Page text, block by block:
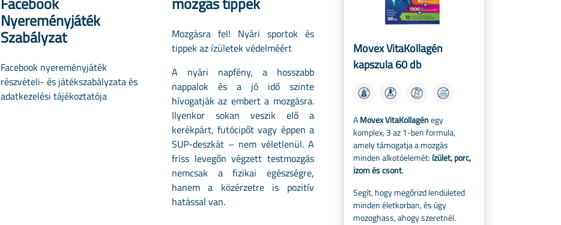
Nyereményjáték
Szabályzat
Facebook nyereményjáték
részvételi- és játékszabályzata és
adatkezelési tájékoztatója
Mozgásra fel! Nyári sportok és
tippek az ízületek védelméért
A nyári napfény, a hosszabb
nappalok és a jó idő szinte
hívogatják az embert a mozgásra.
Ilyenkor sokan veszik elő a
kerékpárt, futócipőt vagy éppen a
SUP-deszkát – nem véletlenül. A
friss levegőn végzett testmozgás
nemcsak a fizikai egészségre,
hanem a közérzetre is pozitív
hatással van.
Movex VitaKollagén
kapszula 60 db
AMovex VitaKollagénegy
komplex, 3 az 1-ben formula,
amely támogatja a mozgás
minden alkotóelemét:ízület, porc,
izom és csont.
Segít, hogy megőrizd lendületed
minden életkorban, és úgy
mozoghass, ahogy szeretnél.